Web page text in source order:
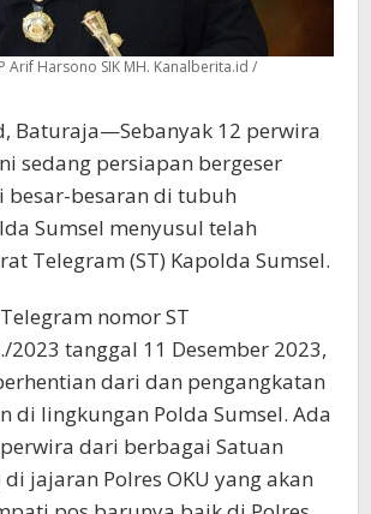
Arif Harsono SIK MH. Kanalberita.id /
Baturaja—Sebanyak 12 perwira
sedang persiapan bergeser
besar-besaran di tubuh
Sumsel menyusul telah
Telegram (ST) Kapolda Sumsel.
nomor ST
2023 tanggal 11 Desember 2023,
dari dan pengangkatan
di lingkungan Polda Sumsel. Ada
dari berbagai Satuan
di jajaran Polres OKU yang akan